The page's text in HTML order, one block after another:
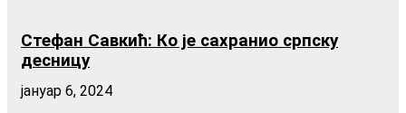
Стефан Савкић: Ко је сахранио српску
десницу
јануар 6, 2024